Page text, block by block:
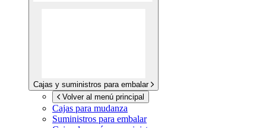
Cajas y suministros para embalar
Volver al menú principal
Cajas para mudanza
Suministros para embalar